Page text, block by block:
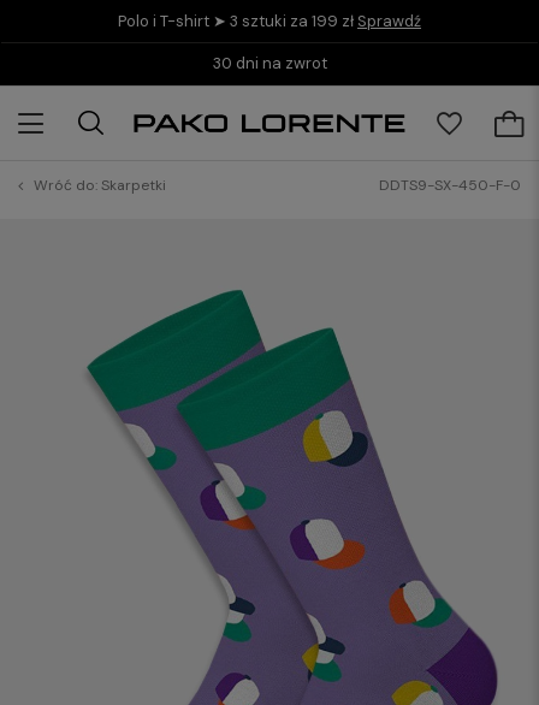
Polo i T-shirt ➤ 3 sztuki za 199 zł Sprawdź
30 dni na zwrot
Wróć do:Skarpetki DDTS9-SX-450-F-0